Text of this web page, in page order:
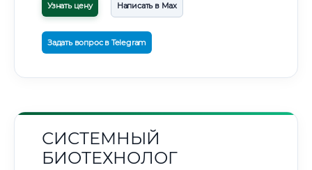
Узнать цену Написать в Max
Задать вопрос в Telegram
СИСТЕМНЫЙ
БИОТЕХНОЛОГ